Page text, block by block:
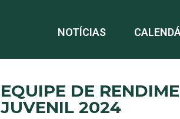
NOTÍCIAS
EQUIPE DE
JUVENIL 2024